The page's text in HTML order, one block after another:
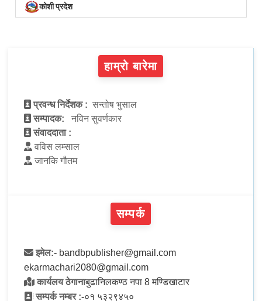
कोशी प्रदेश
हाम्रो बारेमा
प्रवन्ध निर्देशक : सन्तोष भुसाल
सम्पादक:
नविन सुवर्णकार
संवाददाता :
वविस लम्साल
जानकि गौतम
सम्पर्क
इमेल:- bandbpublisher@gmail.com
ekarmachari2080@gmail.com
कार्यलय ठेगानाबुढानिलकण्ठ नपा 8 मण्डिखाटार
सम्पर्क नम्बर :-०१ ५३२९४५०